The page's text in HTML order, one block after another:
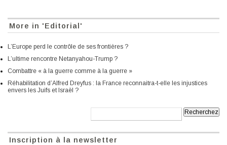
More in 'Editorial'
L’Europe perd le contrôle de ses frontières ?
L’ultime rencontre Netanyahou-Trump ?
Combattre « à la guerre comme à la guerre »
Réhabilitation d’Alfred Dreyfus : la France reconnaitra-t-elle les injustices
envers les Juifs et Israël ?
Inscription à la newsletter